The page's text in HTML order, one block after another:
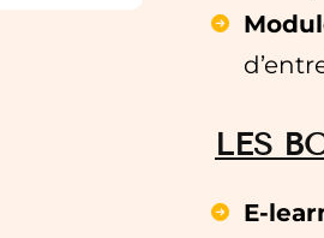
LES
E-